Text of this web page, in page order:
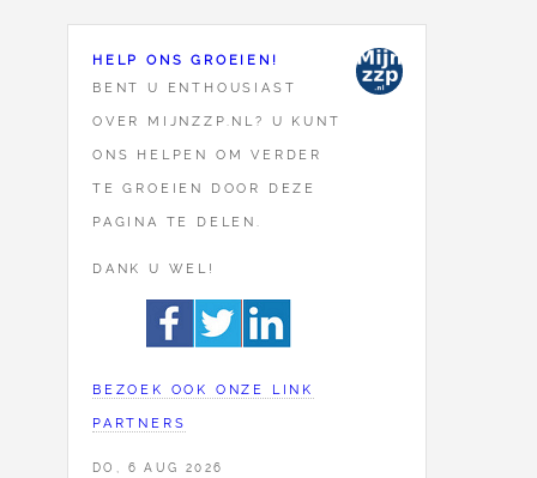
HELP ONS GROEIEN!
BENT U ENTHOUSIAST
OVER MIJNZZP.NL? U KUNT
ONS HELPEN OM VERDER
TE GROEIEN DOOR DEZE
PAGINA TE DELEN.
DANK U WEL!
BEZOEK OOK ONZE LINK
PARTNERS
DO, 6 AUG 2026